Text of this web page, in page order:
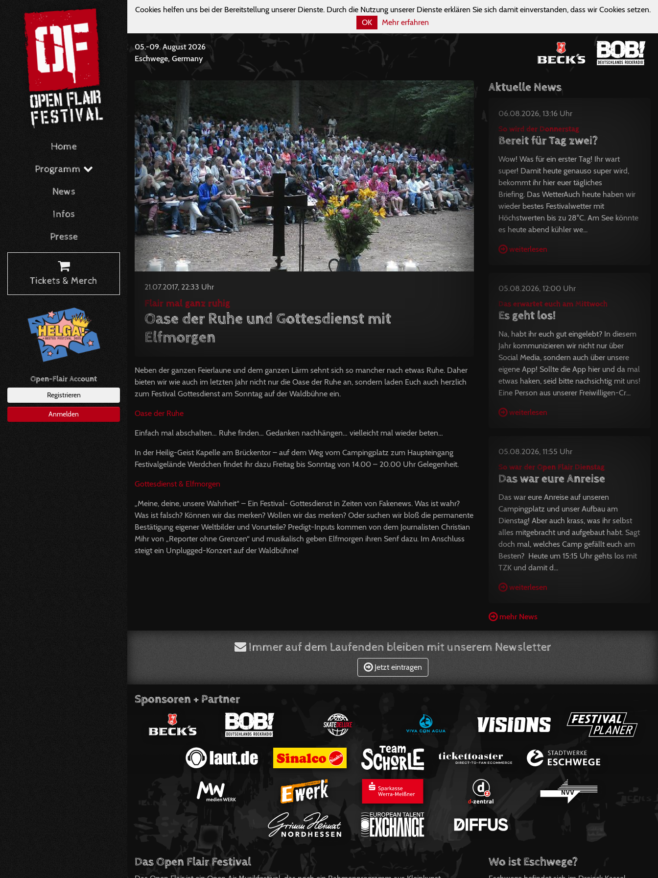
Home
Programm
News
Infos
Presse
Tickets & Merch
Open-Flair Account
Registrieren
Anmelden
Cookies helfen uns bei der Bereitstellung unserer Dienste. Durch die Nutzung unserer Dienste erklären Sie sich damit einverstanden, dass wir Cookies setzen.
OK
Mehr erfahren
05.-09. August 2026
Eschwege, Germany
21.07.2017, 22:33 Uhr
Flair mal ganz ruhig
Oase der Ruhe und Gottesdienst mit
Elfmorgen
Neben der ganzen Feierlaune und dem ganzen Lärm sehnt sich so mancher nach etwas Ruhe. Daher
bieten wir wie auch im letzten Jahr nicht nur die Oase der Ruhe an, sondern laden Euch auch herzlich
zum Festival Gottesdienst am Sonntag auf der Waldbühne ein.
Oase der Ruhe
Einfach mal abschalten… Ruhe finden… Gedanken nachhängen… vielleicht mal wieder beten…
In der Heilig-Geist Kapelle am Brückentor – auf dem Weg vom Campingplatz zum Haupteingang
Festivalgelände Werdchen findet ihr dazu Freitag bis Sonntag von 14.00 – 20.00 Uhr Gelegenheit.
Gottesdienst & Elfmorgen
„Meine, deine, unsere Wahrheit“ – Ein Festival- Gottesdienst in Zeiten von Fakenews. Was ist wahr?
Was ist falsch? Können wir das merken? Wollen wir das merken? Oder suchen wir bloß die permanente
Bestätigung eigener Weltbilder und Vorurteile? Predigt-Inputs kommen von dem Journalisten Christian
Mihr von „Reporter ohne Grenzen“ und musikalisch geben Elfmorgen ihren Senf dazu. Im Anschluss
steigt ein Unplugged-Konzert auf der Waldbühne!
Aktuelle News
06.08.2026, 13:16 Uhr
So wird der Donnerstag
Bereit für Tag zwei?
Wow! Was für ein erster Tag! Ihr wart
super! Damit heute genauso super wird,
bekommt ihr hier euer tägliches
Briefing. Das WetterAuch heute haben wir
wieder bestes Festivalwetter mit
Höchstwerten bis zu 28°C. Am See könnte
es heute abend kühler we...
weiterlesen
05.08.2026, 12:00 Uhr
Das erwartet euch am Mittwoch
Es geht los!
Na, habt ihr euch gut eingelebt? In diesem
Jahr kommunizieren wir nicht nur über
Social Media, sondern auch über unsere
eigene App! Sollte die App hier und da mal
etwas haken, seid bitte nachsichtig mit uns!
Eine Person aus unserer Freiwilligen-Cr...
weiterlesen
05.08.2026, 11:55 Uhr
So war der Open Flair Dienstag
Das war eure Anreise
Das war eure Anreise auf unseren
Campingplatz und unser Aufbau am
Dienstag! Aber auch krass, was ihr selbst
alles mitgebracht und aufgebaut habt. Sagt
doch mal, welches Camp gefällt euch am
Besten? Heute um 15:15 Uhr gehts los mit
TZK und damit d...
weiterlesen
mehr News
Immer auf dem Laufenden bleiben mit unserem Newsletter
Jetzt eintragen
Sponsoren + Partner
Das Open Flair Festival Wo ist Eschwege?